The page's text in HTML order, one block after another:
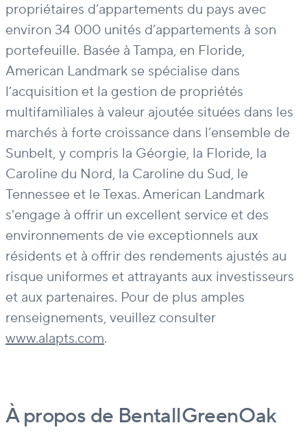
propriétaires d’appartements du pays avec
environ 34 000 unités d’appartements à son
portefeuille. Basée à Tampa, en Floride,
American Landmark se spécialise dans
l’acquisition et la gestion de propriétés
multifamiliales à valeur ajoutée situées dans les
marchés à forte croissance dans l’ensemble de
Sunbelt, y compris la Géorgie, la Floride, la
Caroline du Nord, la Caroline du Sud, le
Tennessee et le Texas. American Landmark
s'engage à offrir un excellent service et des
environnements de vie exceptionnels aux
résidents et à offrir des rendements ajustés au
risque uniformes et attrayants aux investisseurs
et aux partenaires. Pour de plus amples
renseignements, veuillez consulter
www.alapts.com.
À propos de BentallGreenOak